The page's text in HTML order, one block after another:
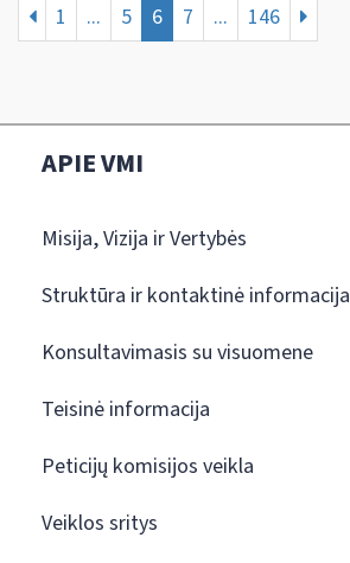
1 ... 5 6 7 ... 146
APIE VMI
Misija, Vizija ir Vertybės
Struktūra ir kontaktinė informacija
Konsultavimasis su visuomene
Teisinė informacija
Peticijų komisijos veikla
Veiklos sritys